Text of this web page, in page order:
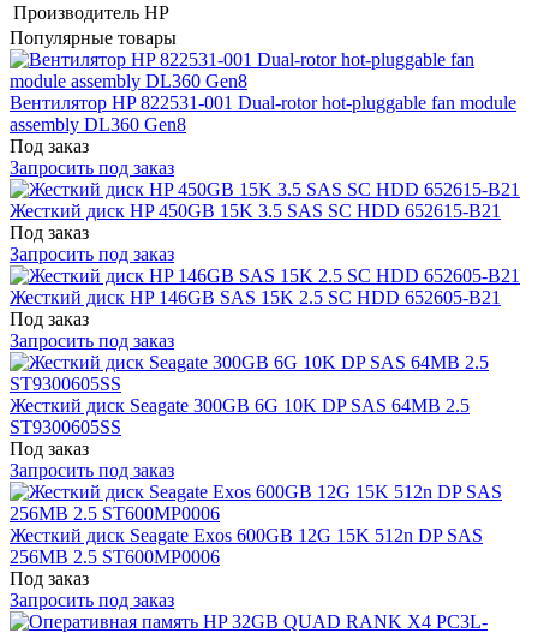
Производитель HP
Популярные товары
Вентилятор HP 822531-001 Dual-rotor hot-pluggable fan module
assembly DL360 Gen8
Под заказ
Запросить под заказ
Жесткий диск HP 450GB 15K 3.5 SAS SC HDD 652615-B21
Под заказ
Запросить под заказ
Жесткий диск HP 146GB SAS 15K 2.5 SC HDD 652605-B21
Под заказ
Запросить под заказ
Жесткий диск Seagate 300GB 6G 10K DP SAS 64MB 2.5
ST9300605SS
Под заказ
Запросить под заказ
Жесткий диск Seagate Exos 600GB 12G 15K 512n DP SAS
256MB 2.5 ST600MP0006
Под заказ
Запросить под заказ